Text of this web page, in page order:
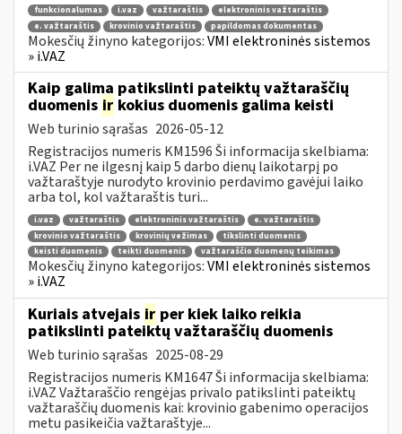
funkcionalumas i.vaz važtaraštis
elektroninis važtaraštis
e. važtaraštis
krovinio važtaraštis papildomas dokumentas
Mokesčių žinyno kategorijos:VMI elektroninės sistemos
» i.VAZ
Kaip galima patikslinti pateiktų važtaraščių
duomenis ir kokius duomenis galima keisti
Web turinio sąrašas 2026-05-12
Registracijos numeris KM1596 Ši informacija skelbiama:
i.VAZ Per ne ilgesnį kaip 5 darbo dienų laikotarpį po
važtaraštyje nurodyto krovinio perdavimo gavėjui laiko
arba tol, kol važtaraštis turi...
i.vaz važtaraštis elektroninis važtaraštis
e. važtaraštis
krovinio važtaraštis
krovinių vežimas
tikslinti duomenis
keisti duomenis
teikti duomenis važtaraščio duomenų teikimas
Mokesčių žinyno kategorijos:VMI elektroninės sistemos
» i.VAZ
Kuriais atvejais ir per kiek laiko reikia
patikslinti pateiktų važtaraščių duomenis
Web turinio sąrašas 2025-08-29
Registracijos numeris KM1647 Ši informacija skelbiama:
i.VAZ Važtaraščio rengėjas privalo patikslinti pateiktų
važtaraščių duomenis kai: krovinio gabenimo operacijos
metu pasikeičia važtaraštyje...